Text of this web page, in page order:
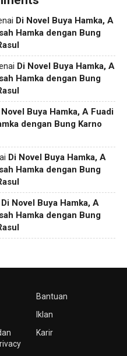
Di Novel Buya Hamka, A
Hamka dengan Bung
Di Novel Buya Hamka, A
Hamka dengan Bung
Novel Buya Hamka, A Fuadi
dengan Bung Karno
Di Novel Buya Hamka, A
Hamka dengan Bung
Di Novel Buya Hamka, A
Hamka dengan Bung
Bantuan
Iklan
Karir